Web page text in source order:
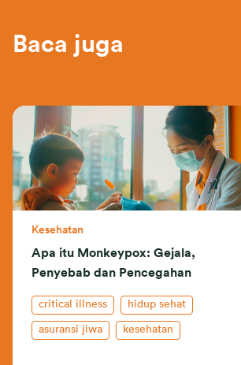
Baca juga
Kesehatan
Apa itu Monkeypox: Gejala,
Penyebab dan Pencegahan
critical illness hidup sehat
asuransi jiwa kesehatan